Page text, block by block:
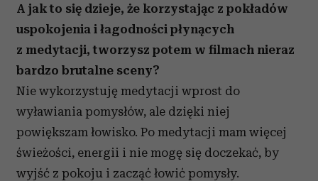
A jak to się dzieje, że korzystając z pokładów
uspokojenia i łagodności płynących
z medytacji, tworzysz potem w filmach nieraz
bardzo brutalne sceny?
Nie wykorzystuję medytacji wprost do
wyławiania pomysłów, ale dzięki niej
powiększam łowisko. Po medytacji mam więcej
świeżości, energii i nie mogę się doczekać, by
wyjść z pokoju i zacząć łowić pomysły.